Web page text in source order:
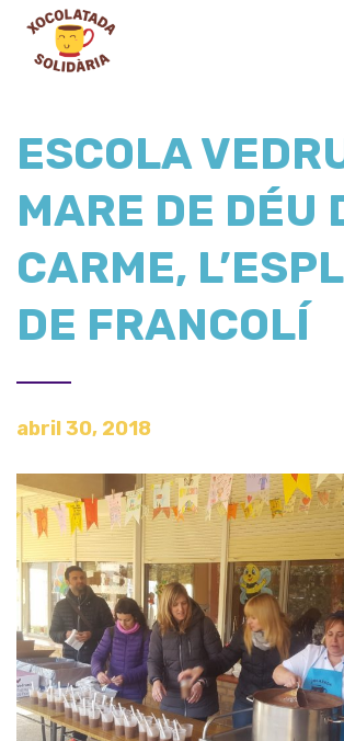
ESCOLA
MARE DE DÉU
CARME,
DE FRANCOLÍ
abril 30, 2018